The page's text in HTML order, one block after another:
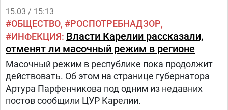
15.03 / 15:13
ОБЩЕСТВО
РОСПОТРЕБНАДЗОР
ИНФЕКЦИЯ Власти Карелии рассказали,
отменят ли масочный режим в регионе
Масочный режим в республике пока продолжит
действовать. Об этом на странице губернатора
Артура Парфенчикова под одним из недавних
постов сообщили ЦУР Карелии.